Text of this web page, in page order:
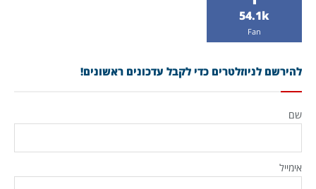
54.1k
Fan
להירשם לניוזלטרים כדי לקבל עדכונים ראשונים!
שם
אימייל